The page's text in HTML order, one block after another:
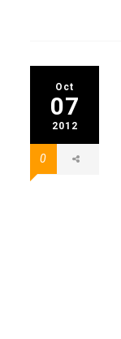
Oct
07
2012
0